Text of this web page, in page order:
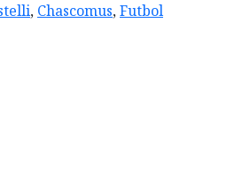
, Chascomus,Futbol